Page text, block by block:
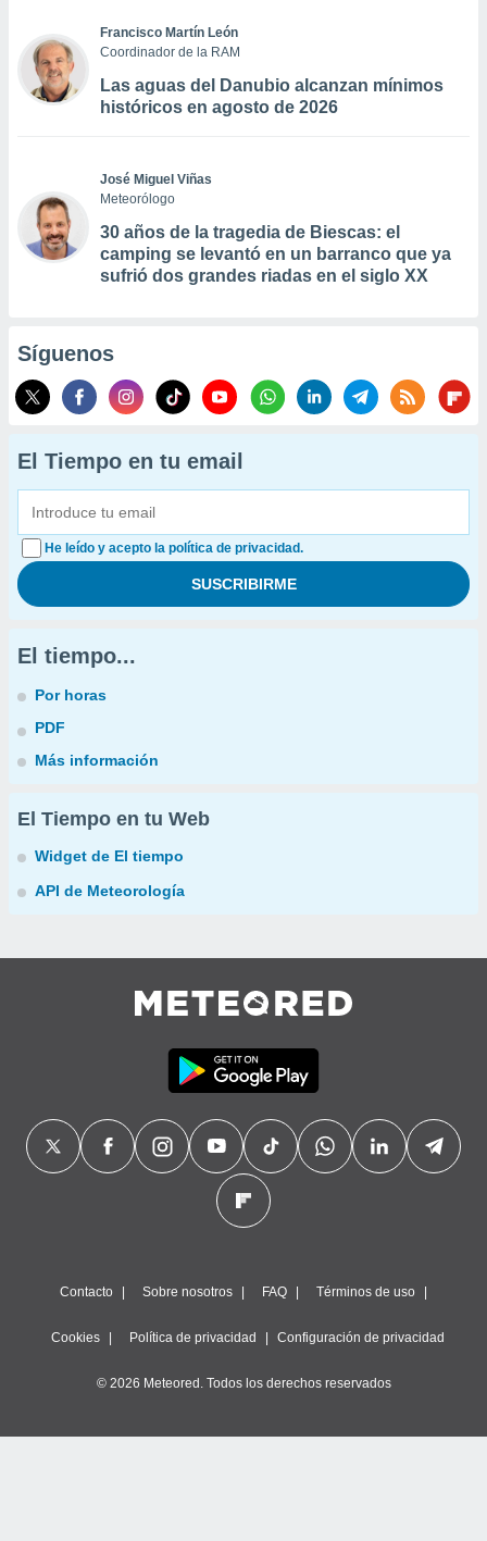
Francisco Martín León
Coordinador de la RAM
Las aguas del Danubio alcanzan mínimos
históricos en agosto de 2026
José Miguel Viñas
Meteorólogo
30 años de la tragedia de Biescas: el
camping se levantó en un barranco que ya
sufrió dos grandes riadas en el siglo XX
Síguenos
El Tiempo en tu email
He leído y acepto la política de privacidad.
El tiempo...
Por horas
PDF
Más información
El Tiempo en tu Web
Widget de El tiempo
API de Meteorología
Contacto Sobre nosotros FAQ Términos de uso
Cookies Política de privacidad Configuración de privacidad
© 2026 Meteored. Todos los derechos reservados